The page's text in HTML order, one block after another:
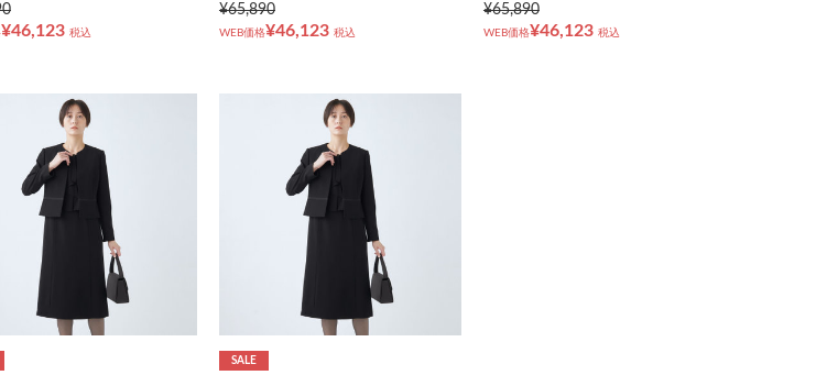
¥46,123 税込
¥65,890
WEB価格¥46,123 税込
¥65,890
WEB価格¥46,123 税込
SALE